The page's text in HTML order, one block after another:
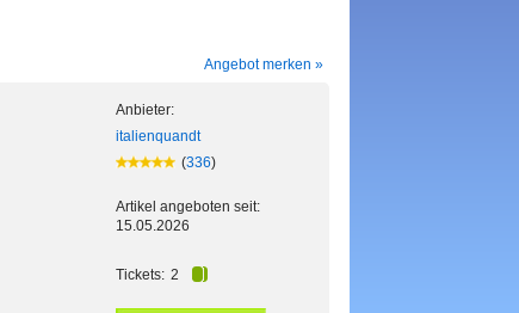
Angebot merken »
Anbieter:
italienquandt
(336)
Artikel angeboten seit:
15.05.2026
Tickets: 2